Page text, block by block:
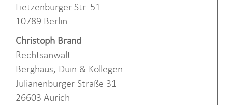
Lietzenburger Str. 51
10789 Berlin
Christoph Brand
Rechtsanwalt
Berghaus, Duin & Kollegen
Julianenburger Straße 31
26603 Aurich